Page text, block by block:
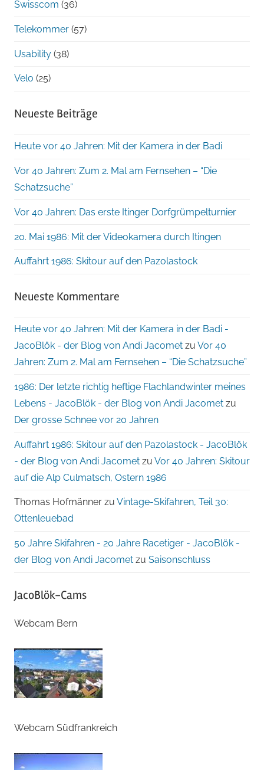
Swisscom (36)
Telekommer (57)
Usability (38)
Velo (25)
Neueste Beiträge
Heute vor 40 Jahren: Mit der Kamera in der Badi
Vor 40 Jahren: Zum 2. Mal am Fernsehen – “Die
Schatzsuche”
Vor 40 Jahren: Das erste Itinger Dorfgrümpelturnier
20. Mai 1986: Mit der Videokamera durch Itingen
Auffahrt 1986: Skitour auf den Pazolastock
Neueste Kommentare
Heute vor 40 Jahren: Mit der Kamera in der Badi -
JacoBlök - der Blog von Andi Jacomet zu Vor 40
Jahren: Zum 2. Mal am Fernsehen – “Die Schatzsuche”
1986: Der letzte richtig heftige Flachlandwinter meines
Lebens - JacoBlök - der Blog von Andi Jacomet zu
Der grosse Schnee vor 20 Jahren
Auffahrt 1986: Skitour auf den Pazolastock - JacoBlök
- der Blog von Andi Jacomet zu Vor 40 Jahren: Skitour
auf die Alp Culmatsch, Ostern 1986
Thomas Hofmänner zu Vintage-Skifahren, Teil 30:
Ottenleuebad
50 Jahre Skifahren - 20 Jahre Racetiger - JacoBlök -
der Blog von Andi Jacomet zu Saisonschluss
JacoBlök-Cams
Webcam Bern
Webcam Südfrankreich